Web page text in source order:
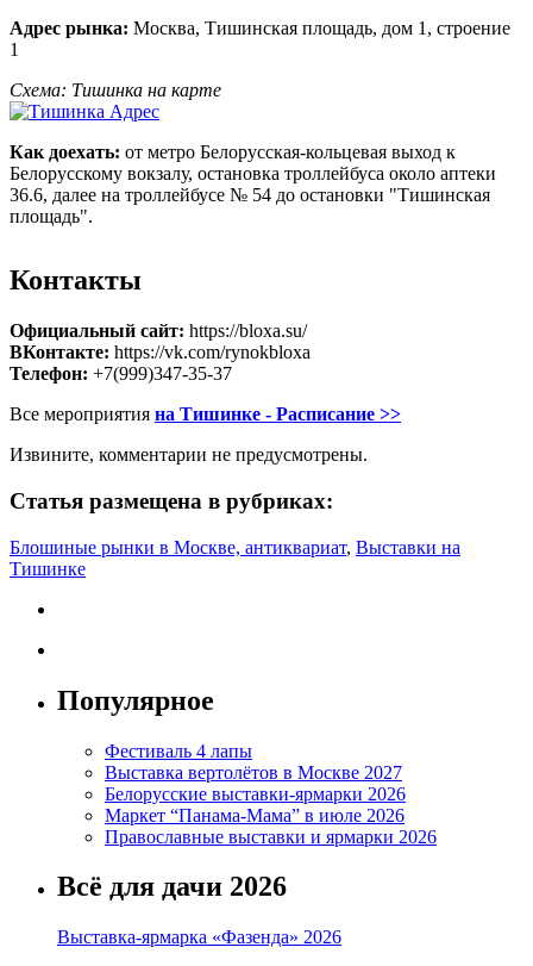
Адрес рынка: Москва, Тишинская площадь, дом 1, строение
1
Схема: Тишинка на карте
Как доехать: от метро Белорусская-кольцевая выход к
Белорусскому вокзалу, остановка троллейбуса около аптеки
36.6, далее на троллейбусе № 54 до остановки "Тишинская
площадь".
Контакты
Официальный сайт: https://bloxa.su/
ВКонтакте: https://vk.com/rynokbloxa
Телефон: +7(999)347-35-37
Все мероприятия на Тишинке - Расписание >>
Извините, комментарии не предусмотрены.
Статья размещена в рубриках:
Блошиные рынки в Москве, антиквариат, Выставки на
Тишинке
Популярное
Фестиваль 4 лапы
Выставка вертолётов в Москве 2027
Белорусские выставки-ярмарки 2026
Маркет “Панама-Мама” в июле 2026
Православные выставки и ярмарки 2026
Всё для дачи 2026
Выставка-ярмарка «Фазенда» 2026